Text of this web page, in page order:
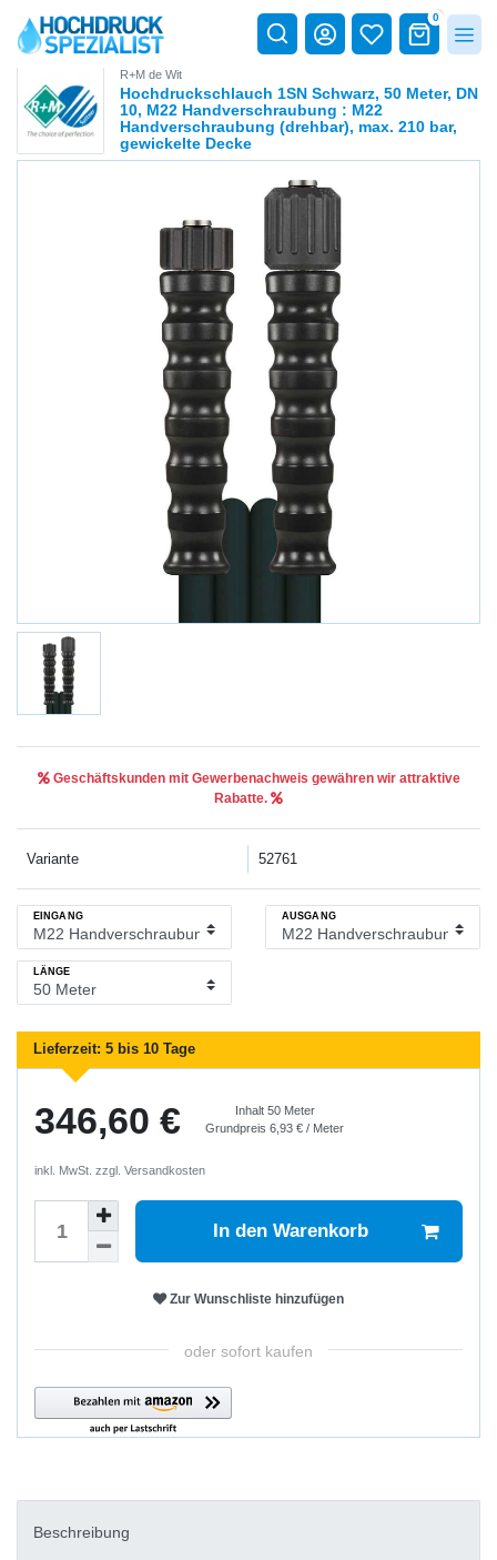
0
R+M de Wit
Hochdruckschlauch 1SN Schwarz, 50 Meter, DN
10, M22 Handverschraubung : M22
Handverschraubung (drehbar), max. 210 bar,
gewickelte Decke
Geschäftskunden mit Gewerbenachweis gewähren wir attraktive
Rabatte.
Variante 52761
EINGANG AUSGANG
LÄNGE
Lieferzeit: 5 bis 10 Tage
346,60 € Inhalt 50 Meter
Grundpreis6,93 € / Meter
inkl. MwSt. zzgl. Versandkosten
In den Warenkorb
Zur Wunschliste hinzufügen
oder sofort kaufen
Beschreibung